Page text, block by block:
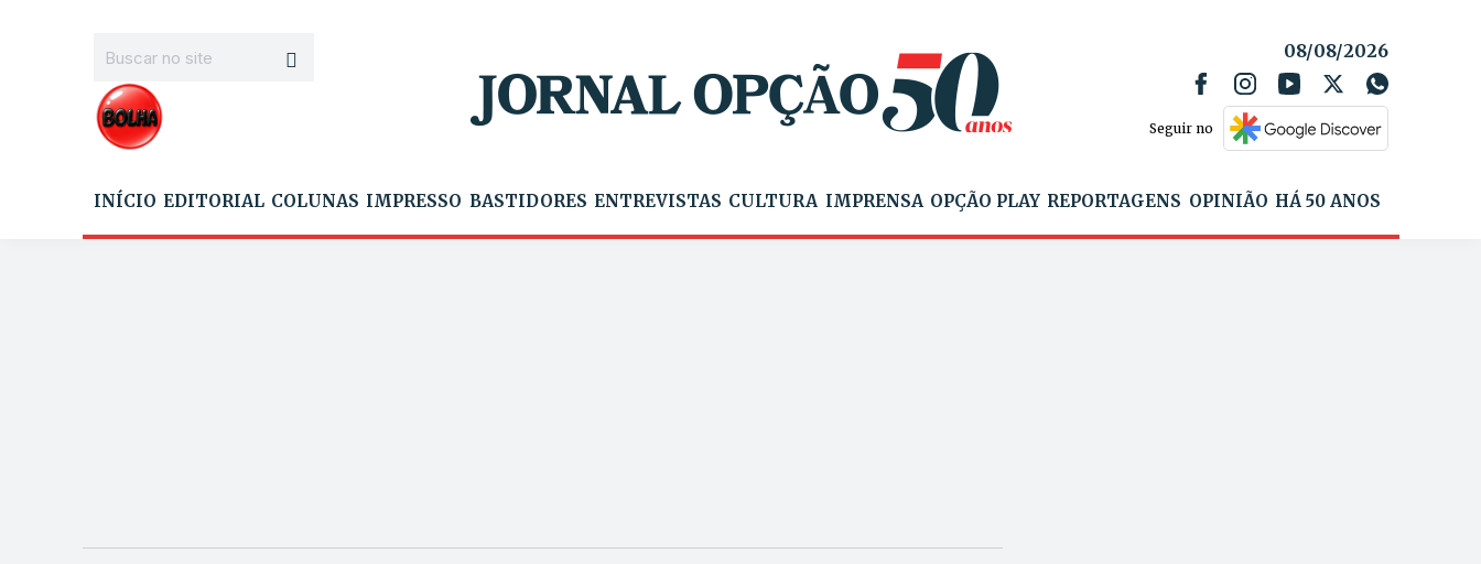
08/08/2026
Seguir no
INÍCIO EDITORIAL COLUNAS IMPRESSO BASTIDORES ENTREVISTAS CULTURA IMPRENSA OPÇÃO PLAY REPORTAGENS OPINIÃO HÁ 50 ANOS